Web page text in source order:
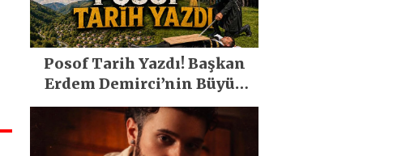
Posof Tarih Yazdı! Başkan
Erdem Demirci’nin Büyük
Emeğiyle Son Yılların En
Büyük Festivali Gerçekleşti